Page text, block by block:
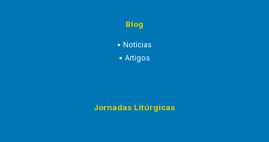
Blog
• Notícias
• Artigos
Jornadas Litúrgicas